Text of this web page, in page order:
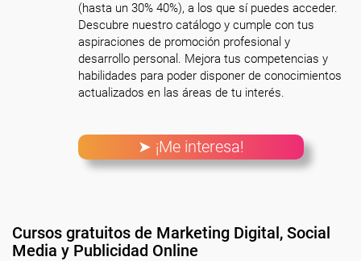
(hasta un 30% 40%), a los que sí puedes acceder.
Descubre nuestro catálogo y cumple con tus
aspiraciones de promoción profesional y
desarrollo personal. Mejora tus competencias y
habilidades para poder disponer de conocimientos
actualizados en las áreas de tu interés.
➤ ¡Me interesa!
Cursos gratuitos de Marketing Digital, Social
Media y Publicidad Online